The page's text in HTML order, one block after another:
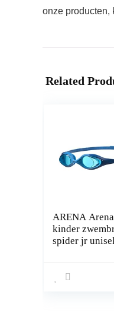
onze producten,
Related
ARENA Arena
kinder
spider jr